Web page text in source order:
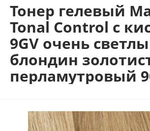
Тонер гелевый
Tonal Control с
9GV очень
блондин
перламутровый